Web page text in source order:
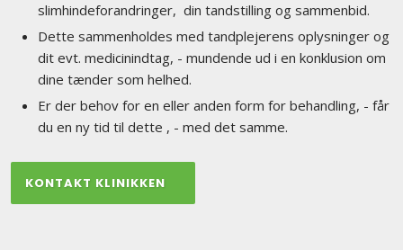
slimhindeforandringer, din tandstilling og sammenbid.
Dette sammenholdes med tandplejerens oplysninger og
dit evt. medicinindtag, - mundende ud i en konklusion om
dine tænder som helhed.
Er der behov for en eller anden form for behandling, - får
du en ny tid til dette , - med det samme.
KONTAKT KLINIKKEN​